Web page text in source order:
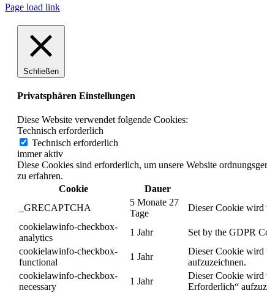
Page load link
Schließen
Privatsphären Einstellungen
Diese Website verwendet folgende Cookies:
Technisch erforderlich
Technisch erforderlich
immer aktiv
Diese Cookies sind erforderlich, um unsere Website
zu erfahren.
Cookie
Dauer
_GRECAPTCHA
5 Monate 27
Tage
Dieser Cookie wird
cookielawinfo-checkbox-
analytics
1 Jahr
Set by the GDPR
cookielawinfo-checkbox-
functional
1 Jahr
Dieser Cookie wird
aufzuzeichnen.
cookielawinfo-checkbox-
necessary
1 Jahr
Dieser Cookie wird
Erforderlich“